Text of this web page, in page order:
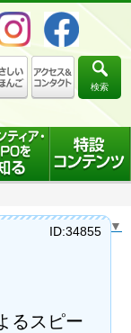
検索
Select Language ▼
るスピー
ID:34855